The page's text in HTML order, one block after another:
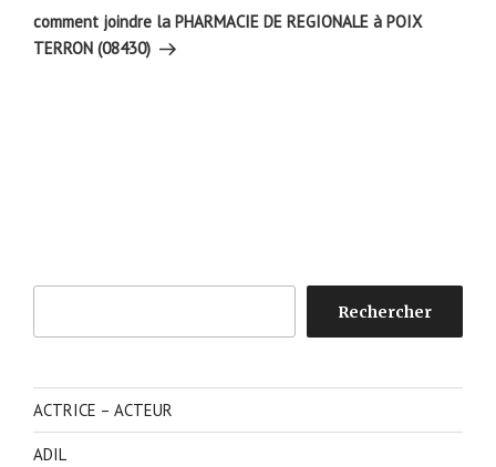
suivant
comment joindre la PHARMACIE DE REGIONALE à POIX
TERRON (08430)
Rechercher
ACTRICE – ACTEUR
ADIL